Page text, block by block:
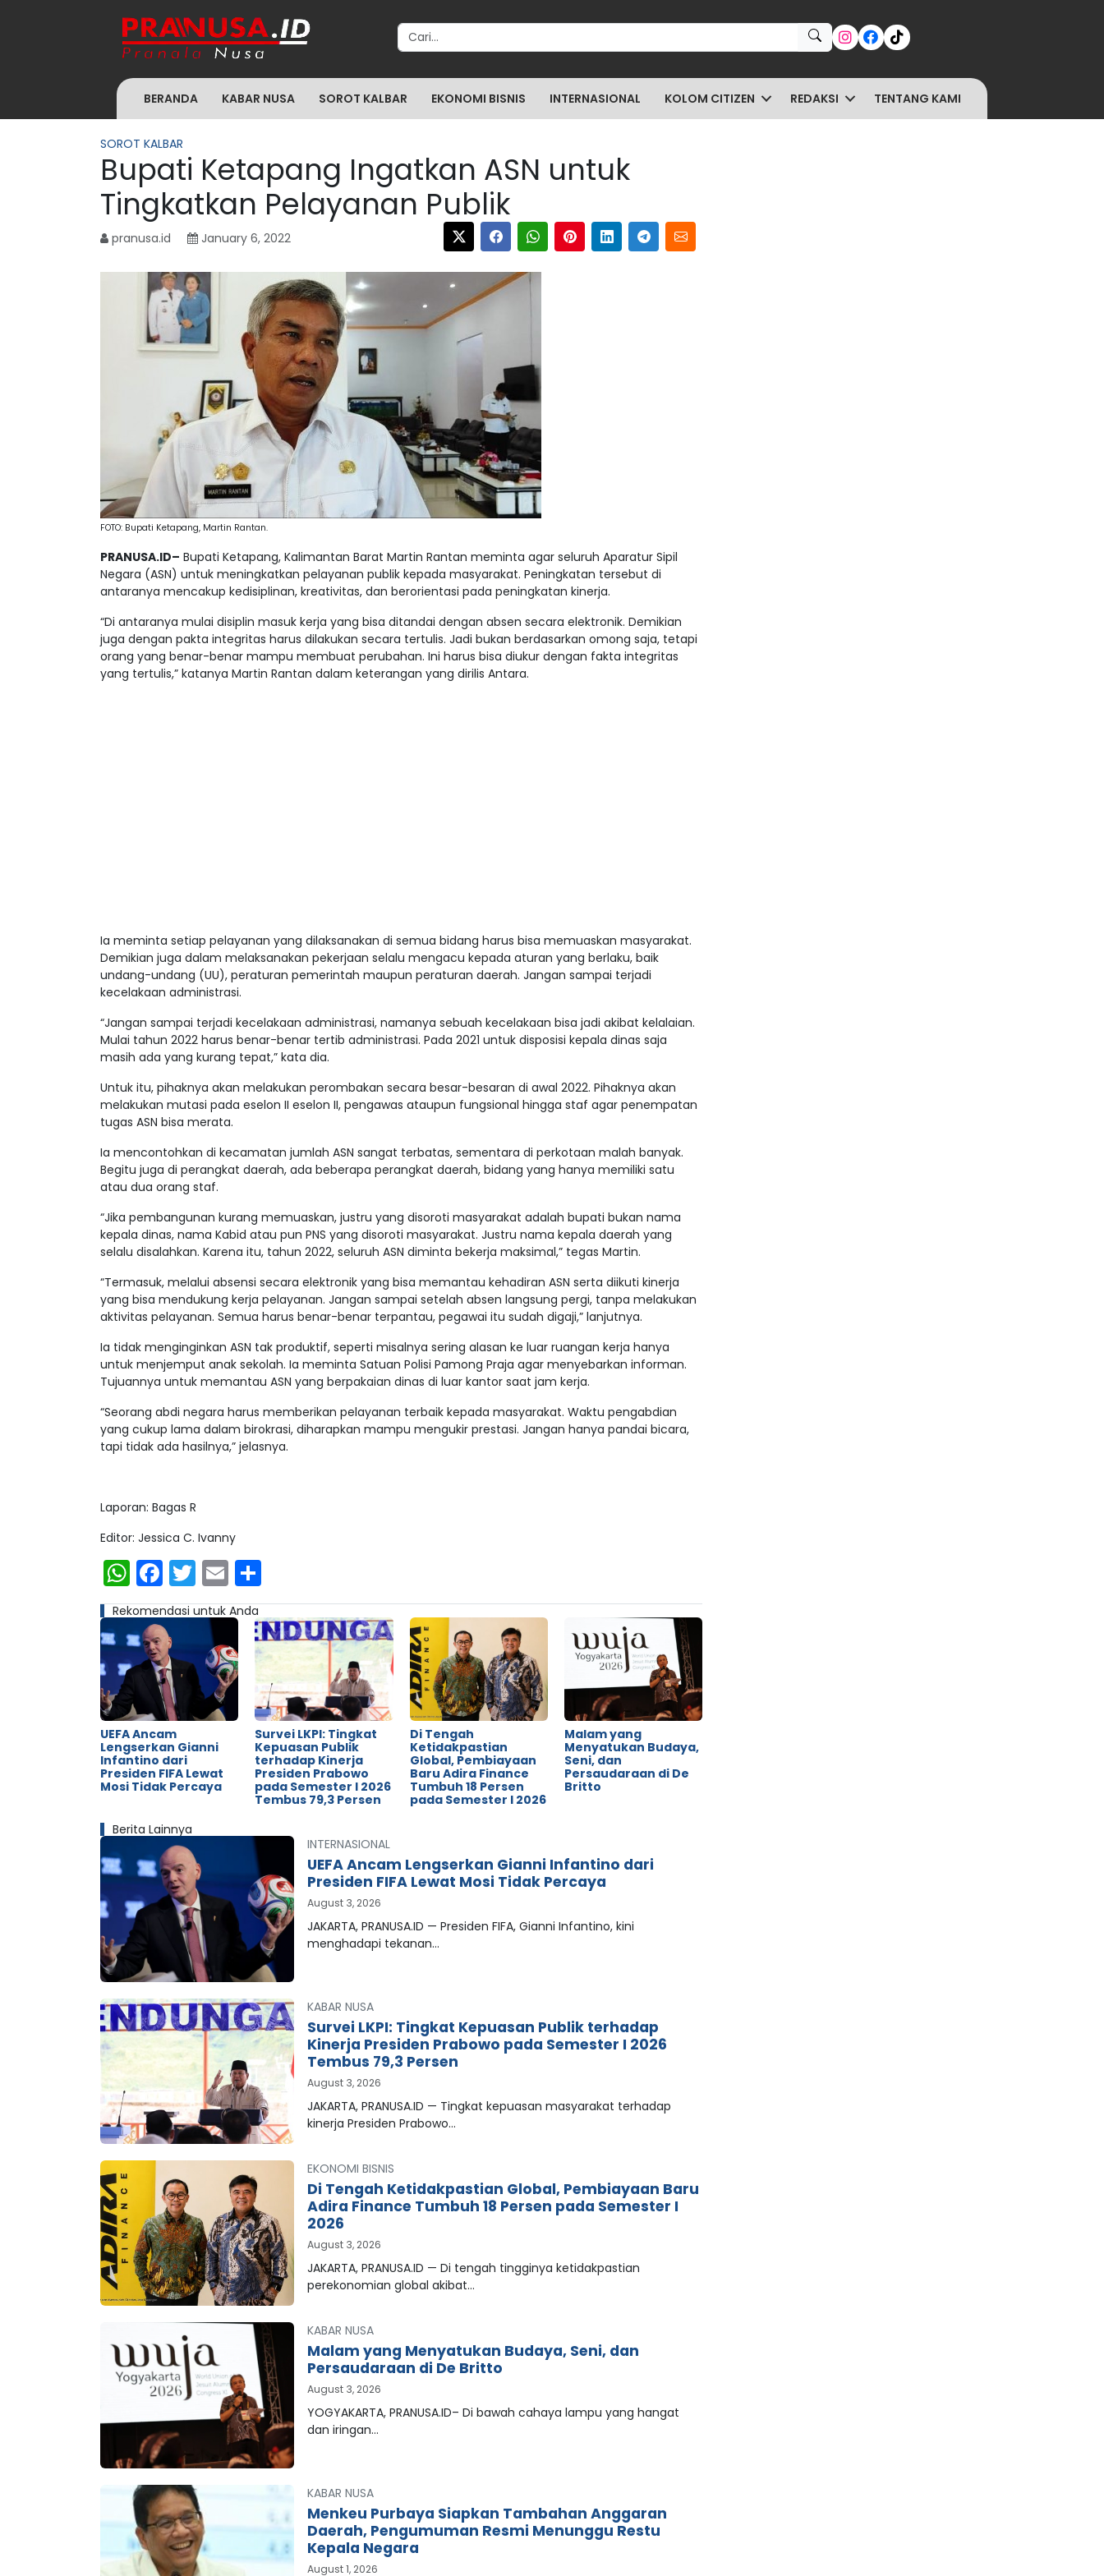
Search for:
BERANDA KABAR NUSA SOROT KALBAR EKONOMI BISNIS INTERNASIONAL KOLOM CITIZEN REDAKSI TENTANG KAMI
SOROT KALBAR
Bupati Ketapang Ingatkan ASN untuk
Tingkatkan Pelayanan Publik
pranusa.id January 6, 2022
FOTO: Bupati Ketapang, Martin Rantan.
PRANUSA.ID– Bupati Ketapang, Kalimantan Barat Martin Rantan meminta agar seluruh Aparatur Sipil
Negara (ASN) untuk meningkatkan pelayanan publik kepada masyarakat. Peningkatan tersebut di
antaranya mencakup kedisiplinan, kreativitas, dan berorientasi pada peningkatan kinerja.
“Di antaranya mulai disiplin masuk kerja yang bisa ditandai dengan absen secara elektronik. Demikian
juga dengan pakta integritas harus dilakukan secara tertulis. Jadi bukan berdasarkan omong saja, tetapi
orang yang benar-benar mampu membuat perubahan. Ini harus bisa diukur dengan fakta integritas
yang tertulis,” katanya Martin Rantan dalam keterangan yang dirilis Antara.
Ia meminta setiap pelayanan yang dilaksanakan di semua bidang harus bisa memuaskan masyarakat.
Demikian juga dalam melaksanakan pekerjaan selalu mengacu kepada aturan yang berlaku, baik
undang-undang (UU), peraturan pemerintah maupun peraturan daerah. Jangan sampai terjadi
kecelakaan administrasi.
“Jangan sampai terjadi kecelakaan administrasi, namanya sebuah kecelakaan bisa jadi akibat kelalaian.
Mulai tahun 2022 harus benar-benar tertib administrasi. Pada 2021 untuk disposisi kepala dinas saja
masih ada yang kurang tepat,” kata dia.
Untuk itu, pihaknya akan melakukan perombakan secara besar-besaran di awal 2022. Pihaknya akan
melakukan mutasi pada eselon II eselon II, pengawas ataupun fungsional hingga staf agar penempatan
tugas ASN bisa merata.
Ia mencontohkan di kecamatan jumlah ASN sangat terbatas, sementara di perkotaan malah banyak.
Begitu juga di perangkat daerah, ada beberapa perangkat daerah, bidang yang hanya memiliki satu
atau dua orang staf.
“Jika pembangunan kurang memuaskan, justru yang disoroti masyarakat adalah bupati bukan nama
kepala dinas, nama Kabid atau pun PNS yang disoroti masyarakat. Justru nama kepala daerah yang
selalu disalahkan. Karena itu, tahun 2022, seluruh ASN diminta bekerja maksimal,” tegas Martin.
“Termasuk, melalui absensi secara elektronik yang bisa memantau kehadiran ASN serta diikuti kinerja
yang bisa mendukung kerja pelayanan. Jangan sampai setelah absen langsung pergi, tanpa melakukan
aktivitas pelayanan. Semua harus benar-benar terpantau, pegawai itu sudah digaji,” lanjutnya.
Ia tidak menginginkan ASN tak produktif, seperti misalnya sering alasan ke luar ruangan kerja hanya
untuk menjemput anak sekolah. Ia meminta Satuan Polisi Pamong Praja agar menyebarkan informan.
Tujuannya untuk memantau ASN yang berpakaian dinas di luar kantor saat jam kerja.
“Seorang abdi negara harus memberikan pelayanan terbaik kepada masyarakat. Waktu pengabdian
yang cukup lama dalam birokrasi, diharapkan mampu mengukir prestasi. Jangan hanya pandai bicara,
tapi tidak ada hasilnya,” jelasnya.
Laporan: Bagas R
Editor: Jessica C. Ivanny
WhatsApp
Facebook
Twitter
Email
Rekomendasi untuk Anda
UEFA Ancam
Lengserkan Gianni
Infantino dari
Presiden FIFA Lewat
Mosi Tidak Percaya
Survei LKPI: Tingkat
Kepuasan Publik
terhadap Kinerja
Presiden Prabowo
pada Semester I 2026
Tembus 79,3 Persen
Di Tengah
Ketidakpastian
Global, Pembiayaan
Baru Adira Finance
Tumbuh 18 Persen
pada Semester I 2026
Malam yang
Menyatukan Budaya,
Seni, dan
Persaudaraan di De
Britto
Berita Lainnya
INTERNASIONAL
UEFA Ancam Lengserkan Gianni Infantino dari
Presiden FIFA Lewat Mosi Tidak Percaya
August 3, 2026
JAKARTA, PRANUSA.ID — Presiden FIFA, Gianni Infantino, kini
menghadapi tekanan…
KABAR NUSA
Survei LKPI: Tingkat Kepuasan Publik terhadap
Kinerja Presiden Prabowo pada Semester I 2026
Tembus 79,3 Persen
August 3, 2026
JAKARTA, PRANUSA.ID — Tingkat kepuasan masyarakat terhadap
kinerja Presiden Prabowo…
EKONOMI BISNIS
Di Tengah Ketidakpastian Global, Pembiayaan Baru
Adira Finance Tumbuh 18 Persen pada Semester I
2026
August 3, 2026
JAKARTA, PRANUSA.ID — Di tengah tingginya ketidakpastian
perekonomian global akibat…
KABAR NUSA
Malam yang Menyatukan Budaya, Seni, dan
Persaudaraan di De Britto
August 3, 2026
YOGYAKARTA, PRANUSA.ID– Di bawah cahaya lampu yang hangat
dan iringan…
KABAR NUSA
Menkeu Purbaya Siapkan Tambahan Anggaran
Daerah, Pengumuman Resmi Menunggu Restu
Kepala Negara
August 1, 2026